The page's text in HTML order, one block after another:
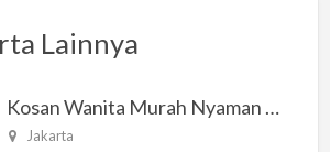
Lainnya
Kosan Wanita Murah Nyaman di Jakarta Selatan
Jakarta